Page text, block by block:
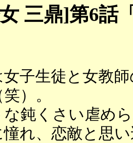
三鼎]第6話
子生徒と女教
）。
な鈍くさい虐め
憧れ、恋敵と思